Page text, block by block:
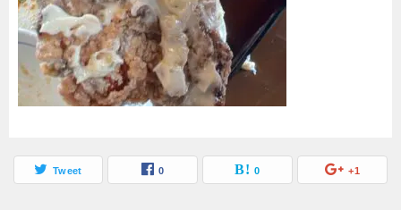
Tweet 0 0 +1